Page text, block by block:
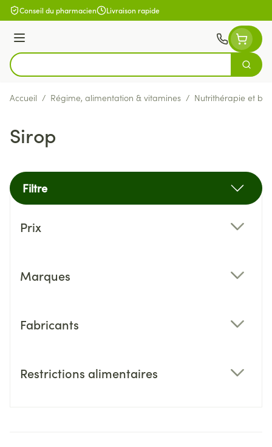
Aller au contenu
Conseil du pharmacien Livraison rapide
Menu
Rechercher
Accueil / Régime, alimentation & vitamines / Nutrithérapie et
Sirop
Filtre
Prix
Marques
Fabricants
Restrictions alimentaires